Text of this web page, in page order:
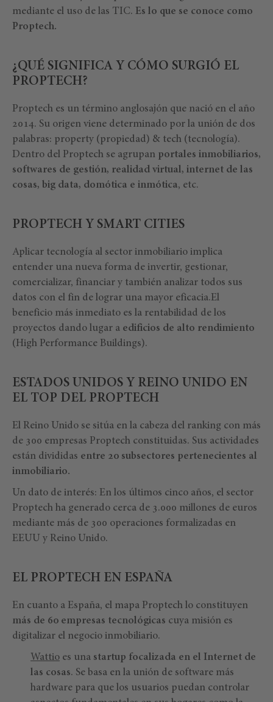
mediante el uso de las TIC. Es lo que se conoce como
Proptech.
¿QUÉ SIGNIFICA Y CÓMO SURGIÓ EL
PROPTECH?
Proptech es un término anglosajón que nació en el año
2014. Su origen viene determinado por la unión de dos
palabras: property (propiedad) & tech (tecnología).
Dentro del Proptech se agrupan portales inmobiliarios,
softwares de gestión, realidad virtual, internet de las
cosas, big data, domótica e inmótica, etc.
PROPTECH Y SMART CITIES
Aplicar tecnología al sector inmobiliario implica
entender una nueva forma de invertir, gestionar,
comercializar, financiar y también analizar todos sus
datos con el fin de lograr una mayor eficacia.El
beneficio más inmediato es la rentabilidad de los
proyectos dando lugar a edificios de alto rendimiento
(High Performance Buildings).
ESTADOS UNIDOS Y REINO UNIDO EN
EL TOP DEL PROPTECH
El Reino Unido se sitúa en la cabeza del ranking con más
de 300 empresas Proptech constituidas. Sus actividades
están divididas entre 20 subsectores pertenecientes al
inmobiliario.
Un dato de interés: En los últimos cinco años, el sector
Proptech ha generado cerca de 3.000 millones de euros
mediante más de 300 operaciones formalizadas en
EEUU y Reino Unido.
EL PROPTECH EN ESPAÑA
En cuanto a España, el mapa Proptech lo constituyen
más de 60 empresas tecnológicas cuya misión es
digitalizar el negocio inmobiliario.
Wattio es una startup focalizada en el Internet de
las cosas. Se basa en la unión de software más
hardware para que los usuarios puedan controlar